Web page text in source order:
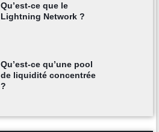
Qu’est-ce que le
Lightning Network ?
Qu’est-ce qu’une pool
de liquidité concentrée
?